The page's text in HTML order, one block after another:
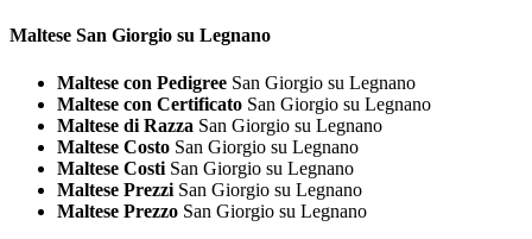
Maltese San Giorgio su Legnano
Maltese con Pedigree San Giorgio su Legnano
Maltese con Certificato San Giorgio su Legnano
Maltese di Razza San Giorgio su Legnano
Maltese Costo San Giorgio su Legnano
Maltese Costi San Giorgio su Legnano
Maltese Prezzi San Giorgio su Legnano
Maltese Prezzo San Giorgio su Legnano